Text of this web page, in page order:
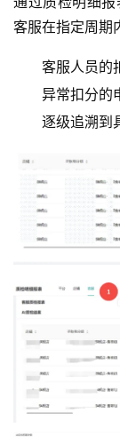
客服在指定周期
客服人员的
异常扣分的
逐级追溯到